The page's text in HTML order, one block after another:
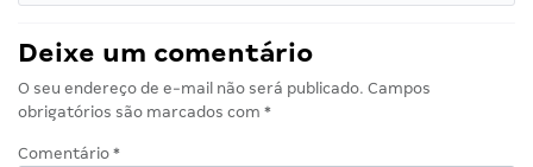
Deixe um comentário
O seu endereço de e-mail não será publicado. Campos
obrigatórios são marcados com *
Comentário *